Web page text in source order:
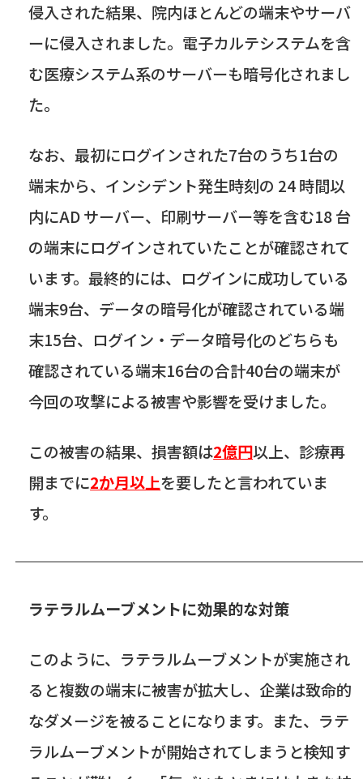
侵入された結果、院内ほとんどの端末やサーバ
ーに侵入されました。電子カルテシステムを含
む医療システム系のサーバーも暗号化されまし
た。
なお、最初にログインされた7台のうち1台の
端末から、インシデント発生時刻の 24時間以
内にADサーバー、印刷サーバー等を含む18台
の端末にログインされていたことが確認されて
います。最終的には、ログインに成功している
端末9台、データの暗号化が確認されている端
末15台、ログイン・データ暗号化のどちらも
確認されている端末16台の合計40台の端末が
今回の攻撃による被害や影響を受けました。
この被害の結果、損害額は2億円以上、診療再
開までに2か月以上を要したと言われていま
す。
ラテラルムーブメントに効果的な対策
このように、ラテラルムーブメントが実施され
ると複数の端末に被害が拡大し、企業は致命的
なダメージを被ることになります。また、ラテ
ラルムーブメントが開始されてしまうと検知す